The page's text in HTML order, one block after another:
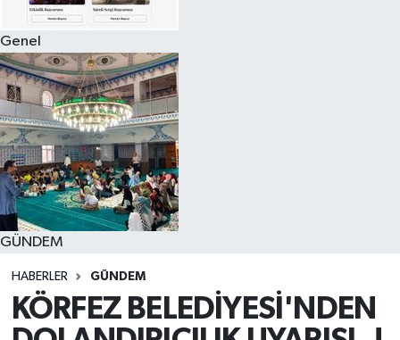
Genel
GÜNDEM
HABERLER GÜNDEM
KÖRFEZ BELEDİYESİ'NDEN
Son Dakika Haberleri
Haber Arşivi